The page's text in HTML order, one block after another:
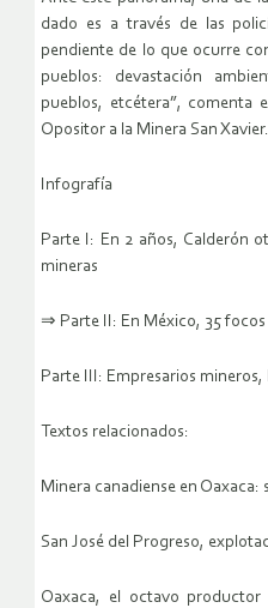
dado es a través de las
pendiente de lo que ocurre
pueblos: devastación
pueblos, etcétera”, comenta
Opositor a la Minera San Xavier.
Infografía
Parte I: En 2 años, Calderón
mineras
⇒ Parte II: En México, 35
Parte III: Empresarios
Textos relacionados:
Minera canadiense en Oaxaca:
San José del Progreso,
Oaxaca, el octavo